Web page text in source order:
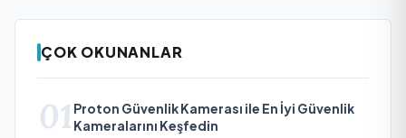
ÇOK OKUNANLAR
01 Proton Güvenlik Kamerası ile En İyi Güvenlik
Kameralarını Keşfedin